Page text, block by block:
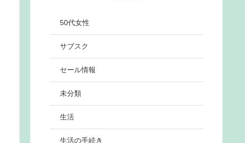
50代女性
サブスク
セール情報
未分類
生活
生活の手続き